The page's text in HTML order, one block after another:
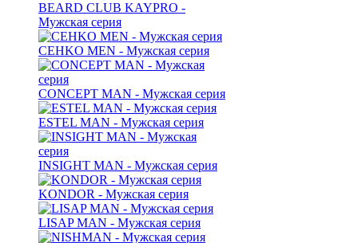
BEARD CLUB KAYPRO -
Мужская серия
CEHKO MEN - Мужская серия
CONCEPT MAN - Мужская серия
ESTEL MAN - Мужская серия
INSIGHT MAN - Мужская серия
KONDOR - Мужская серия
LISAP MAN - Мужская серия